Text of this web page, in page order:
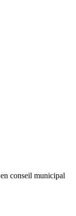
conseil municipal